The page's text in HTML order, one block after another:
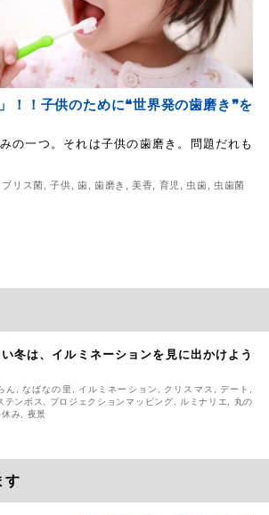
！！子供のために❝世界発の歯磨き❞を
の一つ。それは子供の歯磨き。問題だれも
ブリス菌 ,子供 歯 歯磨き ,美香 育児 虫歯 虫歯菌
冬は、イルミネーションを見に出かけよう
ん ,なばなの里 , イルミネーション , クリスマス , デート ,
テンボス, プロジェクションマッピング, ルミナリエ,
丸の
休み, 夜景
す